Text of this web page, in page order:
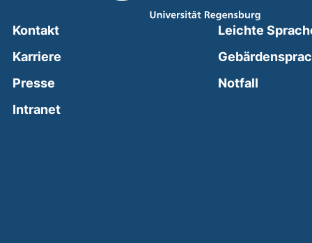
Kontakt
Karriere
Presse
Intranet(external link, opens in a new window)
Leichte
Notfall